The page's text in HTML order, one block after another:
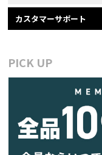
カスタマーサポート
PICK UP